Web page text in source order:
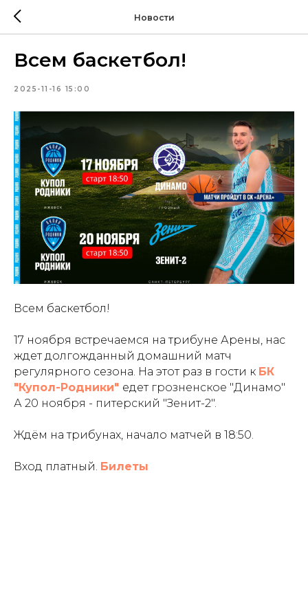
Новости
Всем баскетбол!
2025-11-16 15:00
Всем баскетбол!
17 ноября встречаемся на трибуне Арены, нас
ждет долгожданный домашний матч
регулярного сезона. На этот раз в гости к БК
"Купол-Родники" едет грозненское "Динамо"
А 20 ноября - питерский "Зенит-2"
Ждём на трибунах, начало матчей в 18:50.
Вход платный. Билеты